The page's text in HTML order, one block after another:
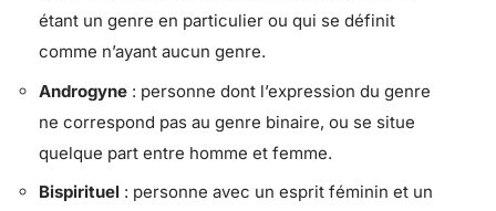
étant un genre en particulier ou qui se définit
comme n’ayant aucun genre.
Androgyne : personne dont l’expression du genre
ne correspond pas au genre binaire, ou se situe
quelque part entre homme et femme.
Bispirituel : personne avec un esprit féminin et un